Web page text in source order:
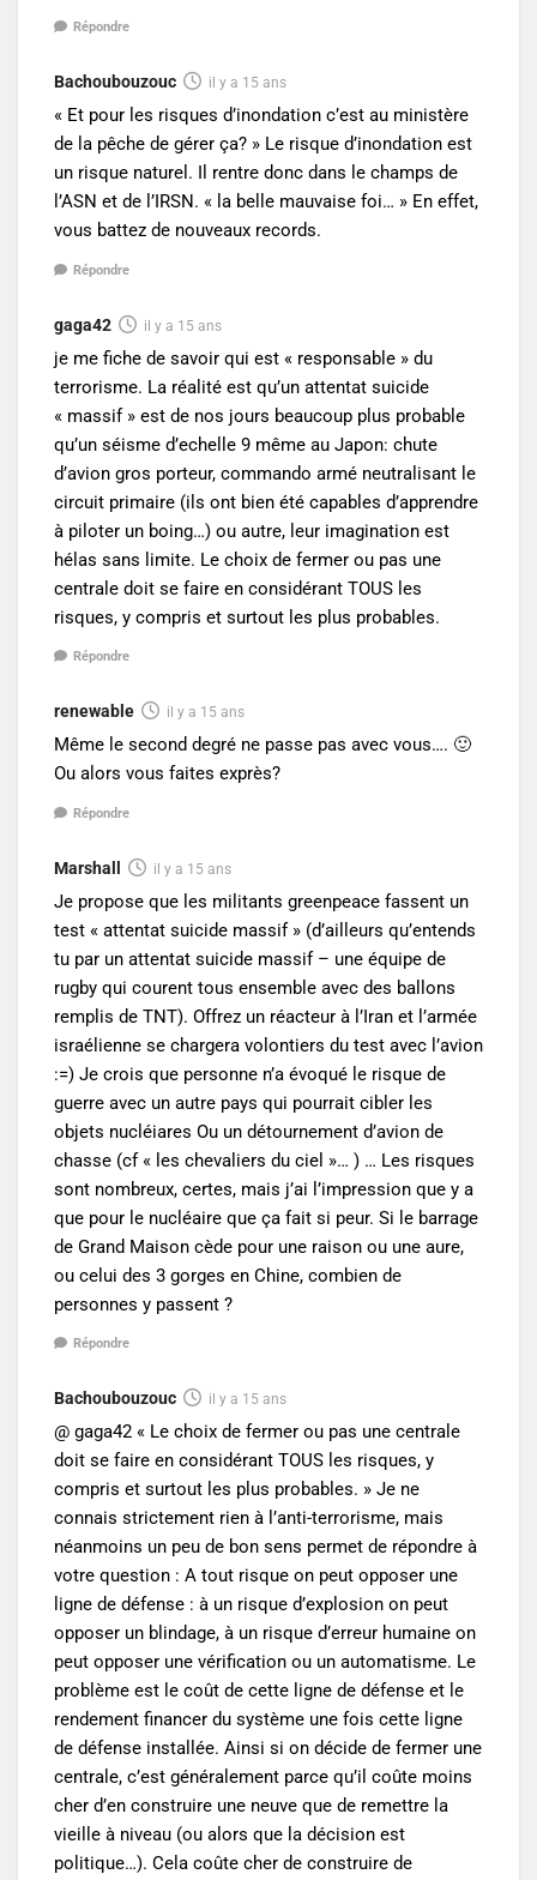
Répondre
Bachoubouzouc il y a 15 ans
« Et pour les risques d’inondation c’est au ministère
de la pêche de gérer ça? » Le risque d’inondation est
un risque naturel. Il rentre donc dans le champs de
l’ASN et de l’IRSN. « la belle mauvaise foi… » En effet,
vous battez de nouveaux records.
Répondre
gaga42 il y a 15 ans
je me fiche de savoir qui est « responsable » du
terrorisme. La réalité est qu’un attentat suicide
« massif » est de nos jours beaucoup plus probable
qu’un séisme d’echelle 9 même au Japon: chute
d’avion gros porteur, commando armé neutralisant le
circuit primaire (ils ont bien été capables d’apprendre
à piloter un boing…) ou autre, leur imagination est
hélas sans limite. Le choix de fermer ou pas une
centrale doit se faire en considérant TOUS les
risques, y compris et surtout les plus probables.
Répondre
renewable il y a 15 ans
Même le second degré ne passe pas avec vous…. 🙂
Ou alors vous faites exprès?
Répondre
Marshall il y a 15 ans
Je propose que les militants greenpeace fassent un
test « attentat suicide massif » (d’ailleurs qu’entends
tu par un attentat suicide massif – une équipe de
rugby qui courent tous ensemble avec des ballons
remplis de TNT). Offrez un réacteur à l’Iran et l’armée
israélienne se chargera volontiers du test avec l’avion
:=) Je crois que personne n’a évoqué le risque de
guerre avec un autre pays qui pourrait cibler les
objets nucléiares Ou un détournement d’avion de
chasse (cf « les chevaliers du ciel »… ) … Les risques
sont nombreux, certes, mais j’ai l’impression que y a
que pour le nucléaire que ça fait si peur. Si le barrage
de Grand Maison cède pour une raison ou une aure,
ou celui des 3 gorges en Chine, combien de
personnes y passent ?
Répondre
Bachoubouzouc il y a 15 ans
@ gaga42 « Le choix de fermer ou pas une centrale
doit se faire en considérant TOUS les risques, y
compris et surtout les plus probables. » Je ne
connais strictement rien à l’anti-terrorisme, mais
néanmoins un peu de bon sens permet de répondre à
votre question : A tout risque on peut opposer une
ligne de défense : à un risque d’explosion on peut
opposer un blindage, à un risque d’erreur humaine on
peut opposer une vérification ou un automatisme. Le
problème est le coût de cette ligne de défense et le
rendement financer du système une fois cette ligne
de défense installée. Ainsi si on décide de fermer une
centrale, c’est généralement parce qu’il coûte moins
cher d’en construire une neuve que de remettre la
vieille à niveau (ou alors que la décision est
politique…). Cela coûte cher de construire de